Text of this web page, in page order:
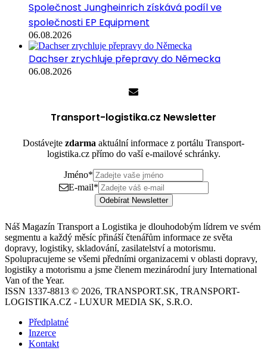
Společnost Jungheinrich získává podíl ve
společnosti EP Equipment
06.08.2026
Dachser zrychluje přepravy do Německa
06.08.2026
Transport-logistika.cz Newsletter
Dostávejte zdarma aktuální informace z portálu Transport-
logistika.cz přímo do vaší e-mailové schránky.
Jméno*
E-mail*
Odebírat Newsletter
Náš Magazín Transport a Logistika je dlouhodobým lídrem ve svém
segmentu a každý měsíc přináší čtenářům informace ze světa
dopravy, logistiky, skladování, zasilatelství a motorismu.
Spolupracujeme se všemi předními organizacemi v oblasti dopravy,
logistiky a motorismu a jsme členem mezinárodní jury International
Van of the Year.
ISSN 1337-8813 © 2026, TRANSPORT.SK, TRANSPORT-
LOGISTIKA.CZ - LUXUR MEDIA SK, S.R.O.
Předplatné
Inzerce
Kontakt